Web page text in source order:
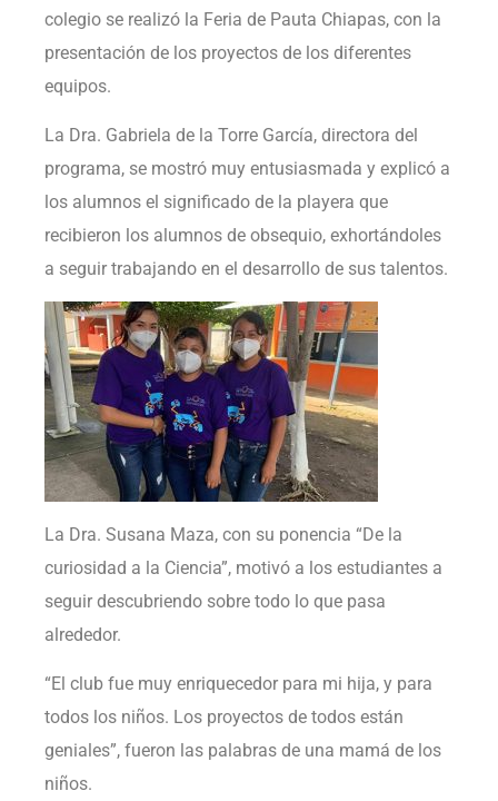
colegio se realizó la Feria de Pauta Chiapas, con la
presentación de los proyectos de los diferentes
equipos.
La Dra. Gabriela de la Torre García, directora del
programa, se mostró muy entusiasmada y explicó a
los alumnos el significado de la playera que
recibieron los alumnos de obsequio, exhortándoles
a seguir trabajando en el desarrollo de sus talentos.
La Dra. Susana Maza, con su ponencia “De la
curiosidad a la Ciencia”, motivó a los estudiantes a
seguir descubriendo sobre todo lo que pasa
alrededor.
“El club fue muy enriquecedor para mi hija, y para
todos los niños. Los proyectos de todos están
geniales”, fueron las palabras de una mamá de los
niños.